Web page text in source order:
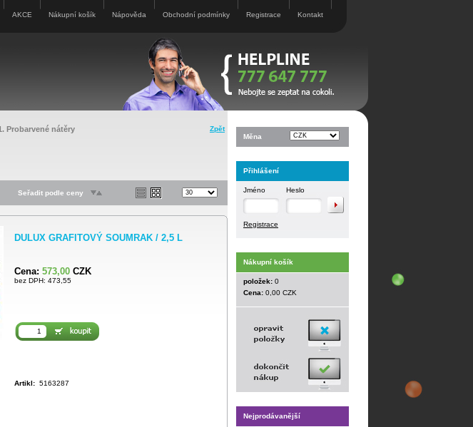
AKCE Nákupní košík Nápověda Obchodní podmínky Registrace Kontakt
Probarvené nátěry Zpět
Seřadit podle ceny
DULUX GRAFITOVÝ SOUMRAK / 2,5 L
Cena: 573,00 CZK
bez DPH: 473,55
Artikl: 5163287
Měna
Přihlášení
Jméno Heslo
Registrace
Nákupní košík
položek: 0
Cena: 0,00 CZK
Nejprodávanější